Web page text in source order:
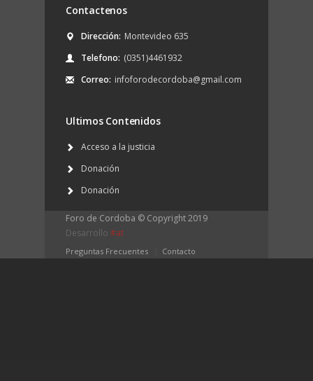
Contactenos
Dirección: Montevideo 635
Telefono: (0351)4461932
Correo: infoforodecordoba@gmail.com
Ultimos Contenidos
Acceso a la justicia
Donación
Donación
Foro de Cordoba © Copyright 2019
Desarrollo #at
Preguntas Frecuentes Contacto